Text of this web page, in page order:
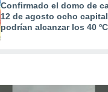
Confirmado el domo de
12 de agosto ocho
podrían alcanzar los 40 ºC